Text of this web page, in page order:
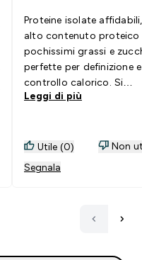
Proteine isolate
alto contenuto proteico
pochissimi grassi e
perfette per definizione e
controllo calorico. Si
sciolgono bene, anche
seconda dell’aroma
digeribilità grazie al
come rapporto
è il top assoluto, ma è
Leggi di più
Utile (0)
Non
Segnala